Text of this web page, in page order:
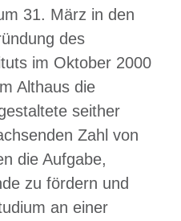
31. März in den
des
im Oktober 2000
Althaus die
seither
Zahl von
die Aufgabe,
zu fördern und
an einer